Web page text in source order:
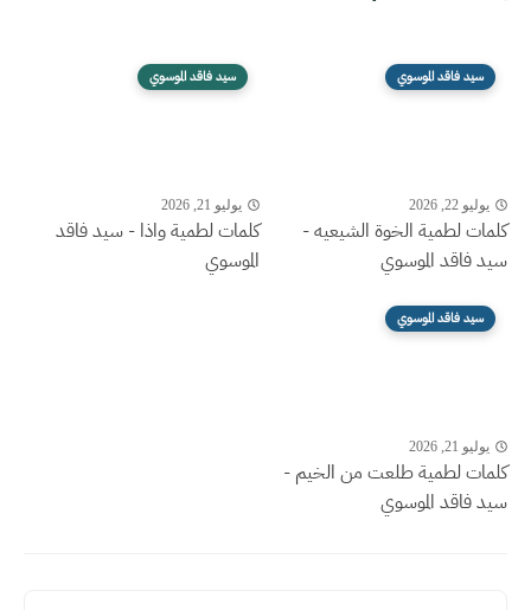
سيد فاقد الموسوي
يوليو 22, 2026
كلمات لطمية الخوة الشيعيه -
سيد فاقد الموسوي
سيد فاقد الموسوي
يوليو 21, 2026
كلمات لطمية واذا - سيد فاقد
الموسوي
سيد فاقد الموسوي
يوليو 21, 2026
كلمات لطمية طلعت من الخيم -
سيد فاقد الموسوي